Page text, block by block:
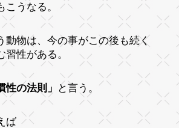
こうなる。
動物は、今の事がこの後も続く
習性がある。
性の法則」 と言う。
ば